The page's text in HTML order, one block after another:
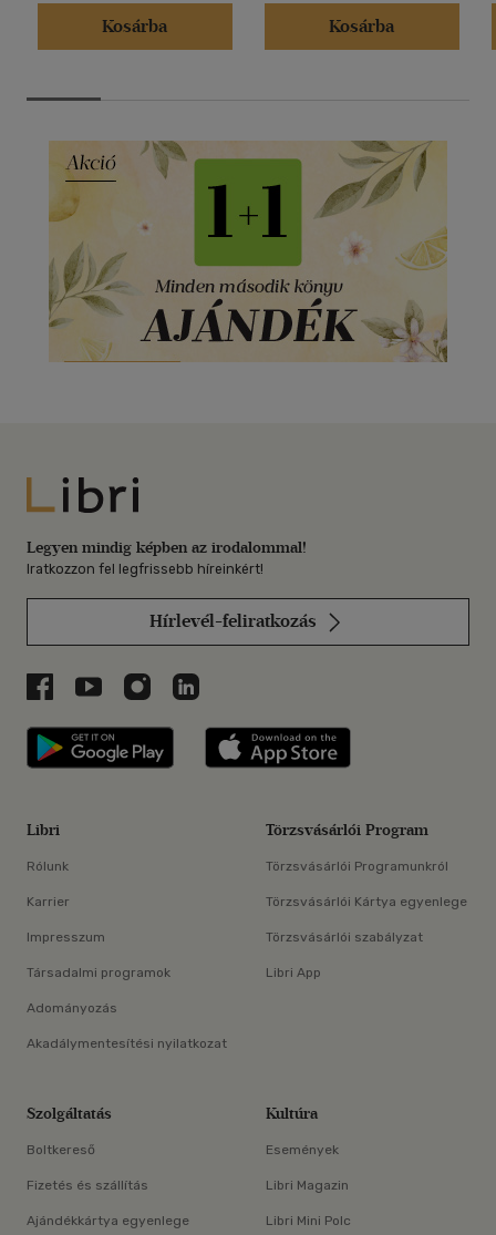
Kosárba
Kosárba
Libri
Legyen mindig képben az irodalommal!
Iratkozzon fel legfrissebb híreinkért!
Hírlevél-feliratkozás
Libri a Facebookon
Libri a Youtube-on
Libri az Instagramon
Libri a LinkedInen
Libri applikáció Szerezd meg: Google
Libri
Rólunk
Karrier
Impresszum
Társadalmi programok
Adományozás
Akadálymentesítési nyilatkozat
Törzsvásárlói Program
Törzsvásárlói Programunkról
Törzsvásárlói Kártya egyenlege
Törzsvásárlói szabályzat
Libri App
Szolgáltatás
Boltkereső
Fizetés és szállítás
Ajándékkártya egyenlege
Kultúra
Események
Libri Magazin
Libri Mini Polc